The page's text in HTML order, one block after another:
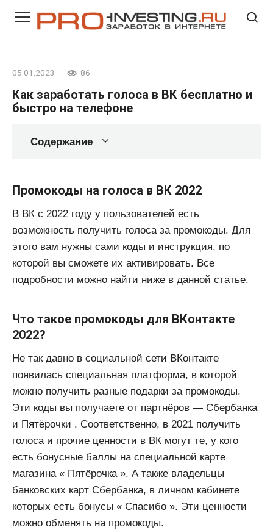
05.01.2023 86
Как заработать голоса в ВК бесплатно и
быстро на телефоне
Содержание
Промокоды на голоса в ВК 2022
В ВК c 2022 году у пользователей есть
возможность получить голоса за промокоды. Для
этого вам нужны сами коды и инструкция, по
которой вы сможете их активировать. Все
подробности можно найти ниже в данной статье.
Что такое промокоды для ВКонтакте
2022?
Не так давно в социальной сети ВКонтакте
появилась специальная платформа, в которой
можно получить разные подарки за промокоды.
Эти коды вы получаете от партнёров — Сбербанка
и Пятёрочки . Соответственно, в 2021 получить
голоса и прочие ценности в ВК могут те, у кого
есть бонусные баллы на специальной карте
магазина « Пятёрочка ». А также владельцы
банковских карт Сбербанка, в личном кабинете
которых есть бонусы « Спасибо ». Эти ценности
можно обменять на промокоды.